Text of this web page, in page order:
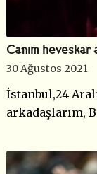
Canım heveskar
30 Ağustos 2021
İstanbul,24
arkadaşlarım,